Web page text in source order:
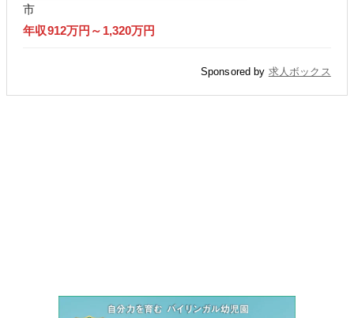
市
年収912万円～1,320万円
Sponsored by 求人ボックス